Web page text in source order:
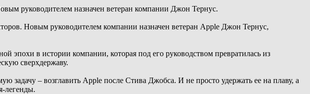
руководителем назначен ветеран компании Джон Тернус.
Новым руководителем компании назначен ветеран Apple Джон Тернус,
эпохи в истории компании, которая под его руководством превратилась из
сверхдержаву.
– возглавить Apple после Стива Джобса. И не просто удержать ее на плаву, а
легенды.